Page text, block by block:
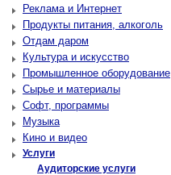
Реклама и Интернет
Продукты питания, алкоголь
Отдам даром
Культура и искусство
Промышленное оборудование
Сырье и материалы
Софт, программы
Музыка
Кино и видео
Услуги
Аудиторские услуги